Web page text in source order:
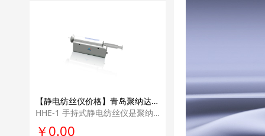
【静电纺丝仪价格】青岛聚纳达纳手持式纳米纤维静电纺丝仪画个小型便携型教学科普学校科研医疗多功能实验室电纺丝设备HHE-1
HHE-1 手持式静电纺丝仪是聚纳达科技有限公司研发制作，专用于实验室的便携手持 装置，其大小等同于手机，小巧轻便，方便携带，可用于静电纺丝前期实验、课堂演示 或学生创新性试验，还可应用于伤口敷料制备，能及时对伤口进行保护。
￥0.00